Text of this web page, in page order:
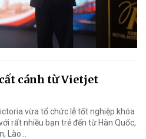
cánh từ Vietjet
vừa tổ chức lễ tốt nghiệp khóa
rất nhiều bạn trẻ đến từ Hàn Quốc,
Lào…